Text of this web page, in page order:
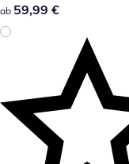
59,99 €
ab 59,99 €